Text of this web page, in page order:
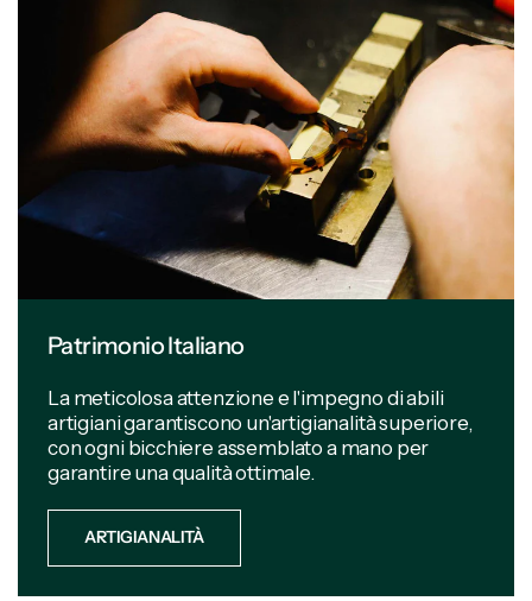
Patrimonio Italiano
La meticolosa attenzione e l'impegno di abili
artigiani garantiscono un'artigianalità superiore,
con ogni bicchiere assemblato a mano per
garantire una qualità ottimale.
ARTIGIANALITÀ